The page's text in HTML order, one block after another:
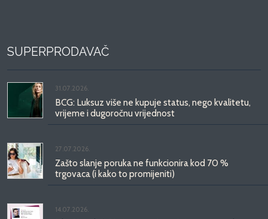
SUPERPRODAVAČ
31.07.2026.
BCG: Luksuz više ne kupuje status, nego kvalitetu,
vrijeme i dugoročnu vrijednost
27.07.2026.
Zašto slanje poruka ne funkcionira kod 70 %
trgovaca (i kako to promijeniti)
14.07.2026.